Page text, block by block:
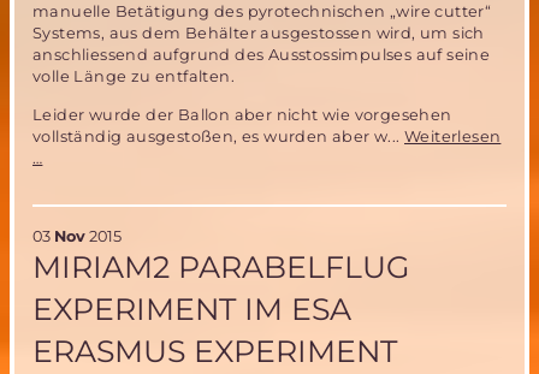
manuelle Betätigung des pyrotechnischen „wire cutter“
Systems, aus dem Behälter ausgestossen wird, um sich
anschliessend aufgrund des Ausstossimpulses auf seine
volle Länge zu entfalten.
Leider wurde der Ballon aber nicht wie vorgesehen
vollständig ausgestoßen, es wurden aber w... Weiterlesen
…
Miriam
2
Auswurf-
03 Nov 2015
MIRIAM2 PARABELFLUG
EXPERIMENT IM ESA
ERASMUS EXPERIMENT